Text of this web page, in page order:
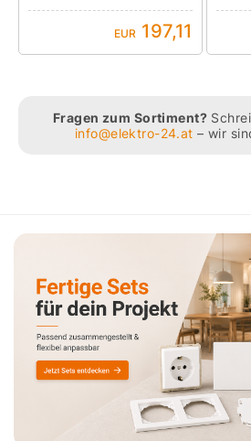
EUR 197,11
Fragen zum Sortiment?
info@elektro-24.at – wir